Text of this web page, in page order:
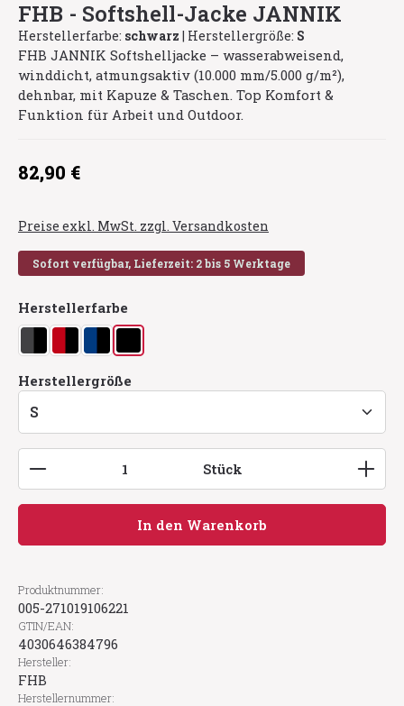
FHB - Softshell-Jacke JANNIK
Herstellerfarbe: schwarz | Herstellergröße: S
FHB JANNIK Softshelljacke – wasserabweisend,
winddicht, atmungsaktiv (10.000 mm/5.000 g/m²),
dehnbar, mit Kapuze & Taschen. Top Komfort &
Funktion für Arbeit und Outdoor.
Regulärer Preis:
82,90 €
Preise exkl. MwSt. zzgl. Versandkosten
Sofort verfügbar, Lieferzeit: 2 bis 5 Werktage
Herstellerfarbe
anthrazit/schwarz
rot/schwarz
royalblau/schwarz
schwarz
Herstellergröße
Produkt Anzahl: Gib den gewünschten Wert
Stück
In den Warenkorb
Produktnummer:
005-271019106221
GTIN/EAN:
4030646384796
Hersteller:
FHB
Herstellernummer: